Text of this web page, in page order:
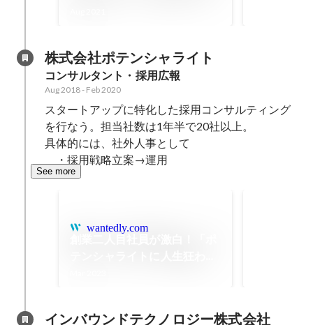
株式会社ポテンシャライト
コンサルタント・採用広報
Aug 2018- Feb 2020
スタートアップに特化した採用コンサルティング
を行なう。担当社数は1年半で20社以上。
具体的には、社外人事として
・採用戦略立案→運用
See more
wantedly.com
インバウンドテクノロジー株式会社